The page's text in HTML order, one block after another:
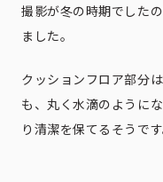
撮影が冬の時期でした
ました。
クッションフロア部分
も、丸く水滴のように
り清潔を保てるそうです